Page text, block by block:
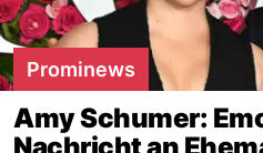
Prominews
Amy Schumer: